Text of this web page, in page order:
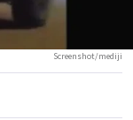
Screenshot/mediji